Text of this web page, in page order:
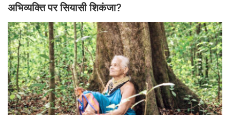
अभिव्यक्ति पर सियासी शिकंजा?